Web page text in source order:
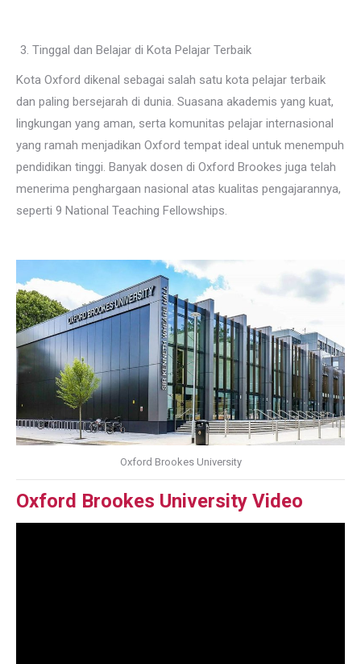
Tinggal dan Belajar di Kota Pelajar Terbaik
Kota Oxford dikenal sebagai salah satu kota pelajar terbaik
dan paling bersejarah di dunia. Suasana akademis yang kuat,
lingkungan yang aman, serta komunitas pelajar internasional
yang ramah menjadikan Oxford tempat ideal untuk menempuh
pendidikan tinggi. Banyak dosen di Oxford Brookes juga telah
menerima penghargaan nasional atas kualitas pengajarannya,
seperti 9 National Teaching Fellowships.
Oxford Brookes University
Oxford Brookes University Video